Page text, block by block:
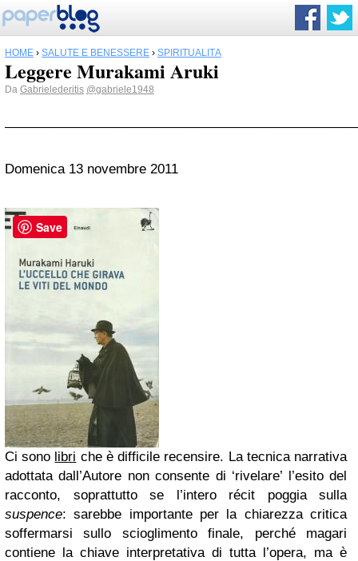
HOME › SALUTE E BENESSERE › SPIRITUALITÀ
Leggere Murakami Aruki
Da Gabrielederitis @gabriele1948
Domenica 13 novembre 2011
Ci sono libri che è difficile recensire. La tecnica narrativa
adottata dall’Autore non consente di ‘rivelare’ l’esito del
racconto, soprattutto se l’intero récit poggia sulla
suspence: sarebbe importante per la chiarezza critica
soffermarsi sullo scioglimento finale, perché magari
contiene la chiave interpretativa di tutta l’opera, ma è
Save